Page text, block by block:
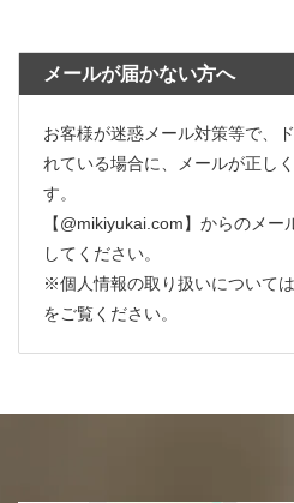
メールが届かない方へ
お客様が迷惑メール対策等で、
れている場合に、メールが正し
す。
【@mikiyukai.com】からのメ
してください。
※個人情報の取り扱いについては
をご覧ください。